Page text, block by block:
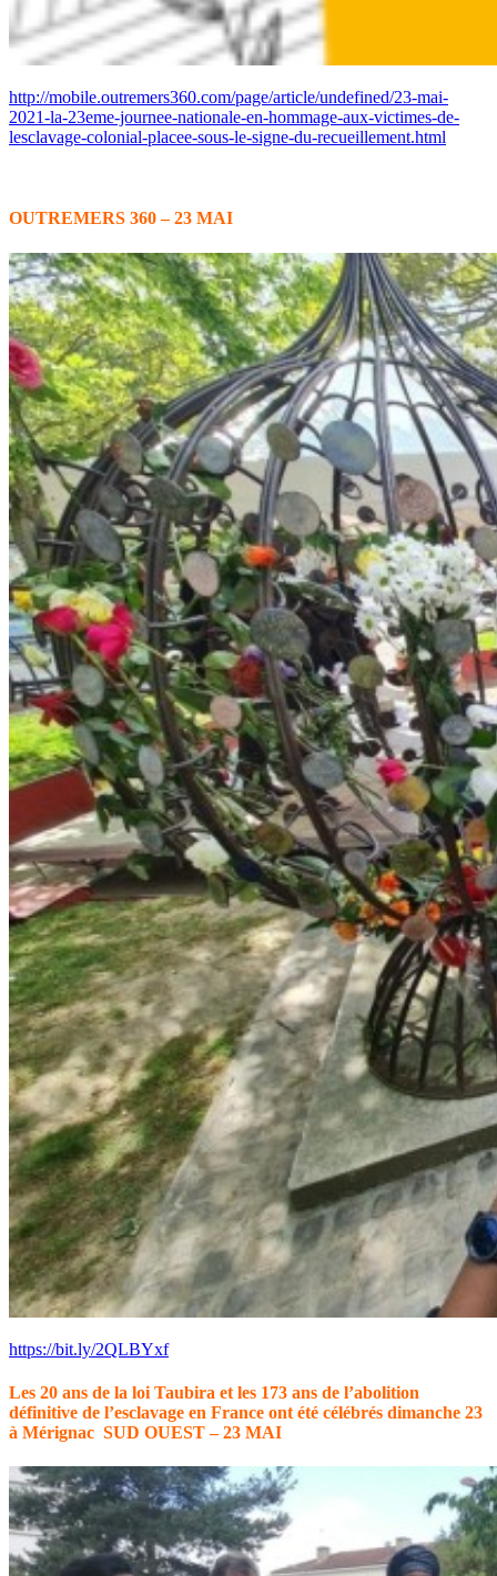
http://mobile.outremers360.com/page/article/undefined/23-mai-
2021-la-23eme-journee-nationale-en-hommage-aux-victimes-de-
lesclavage-colonial-placee-sous-le-signe-du-recueillement.html
OUTREMERS 360 – 23 MAI
https://bit.ly/2QLBYxf
Les 20 ans de la loi Taubira et les 173 ans de l’abolition
définitive de l’esclavage en France ont été célébrés dimanche 23
à Mérignac SUD OUEST – 23 MAI